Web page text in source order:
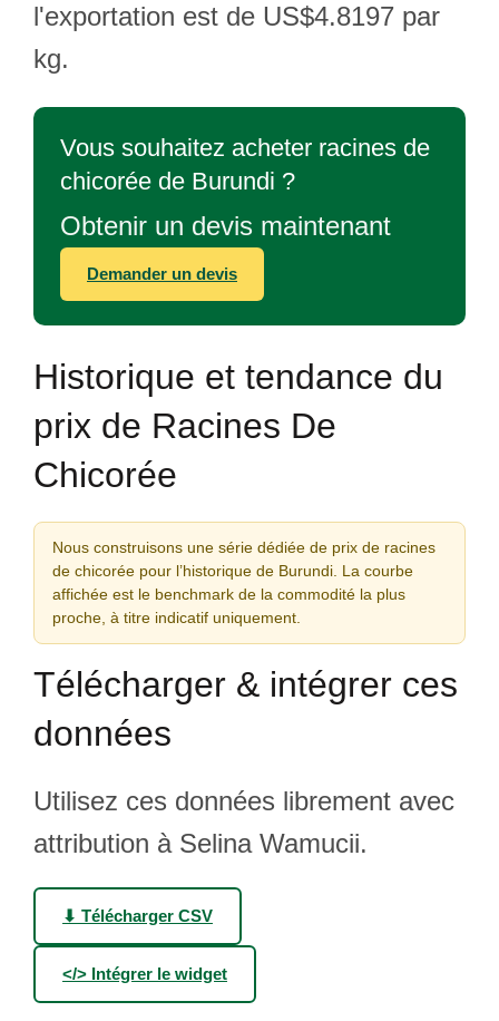
l'exportation est de US$4.8197 par
kg.
Vous souhaitez acheter racines de
chicorée de Burundi ?
Obtenir un devis maintenant
Demander un devis
Historique et tendance du
prix de Racines De
Chicorée
Nous construisons une série dédiée de prix de racines
de chicorée pour l’historique de Burundi. La courbe
affichée est le benchmark de la commodité la plus
proche, à titre indicatif uniquement.
Télécharger & intégrer ces
données
Utilisez ces données librement avec
attribution à Selina Wamucii.
⬇ Télécharger CSV
</> Intégrer le widget